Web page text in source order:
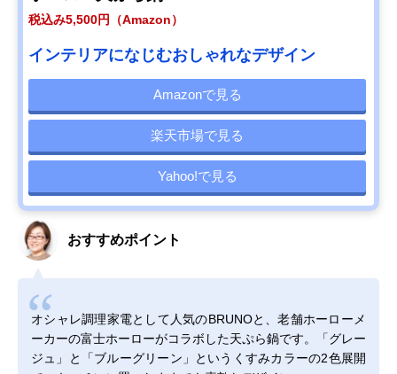
税込み5,500円（Amazon）
インテリアになじむおしゃれなデザイン
Amazonで見る
楽天市場で見る
Yahoo!で見る
おすすめポイント
オシャレ調理家電として人気のBRUNOと、老舗ホーローメ
ーカーの富士ホーローがコラボした天ぷら鍋です。「グレー
ジュ」と「ブルーグリーン」というくすみカラーの2色展開